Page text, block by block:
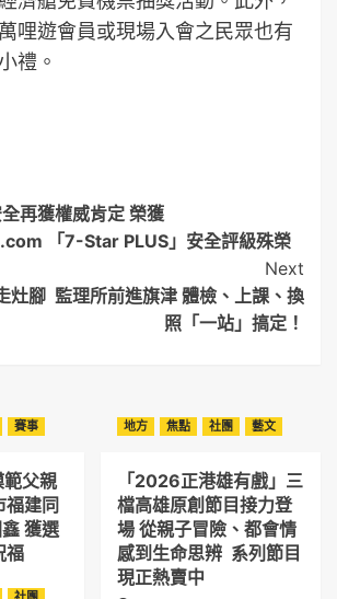
哩遊會員或現場入會之民眾也有
禮。
再獲權威肯定 榮獲
「7-Star PLUS」安全評級殊榮
Next
灶腳 監理所前進旗津 體檢、上課、換
照「一站」搞定！
賽事
範父親
福建同
獲選
福
地方 焦點 社團 藝文
「2026正港雄有戲」三
檔高雄原創節目接力登
場 從親子冒險、都會情
感到生命思辨 系列節目
現正熱賣中